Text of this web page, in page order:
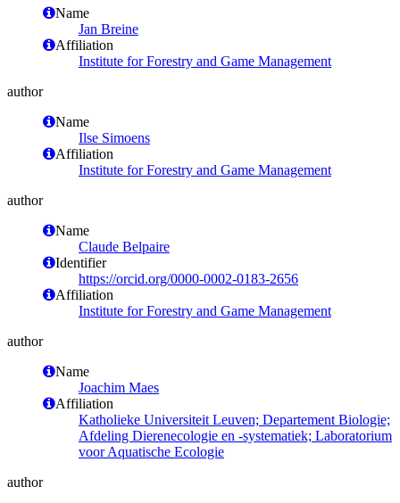
Name
Jan Breine
Affiliation
Institute for Forestry and Game Management
author
Name
Ilse Simoens
Affiliation
Institute for Forestry and Game Management
author
Name
Claude Belpaire
Identifier
https://orcid.org/0000-0002-0183-2656
Affiliation
Institute for Forestry and Game Management
author
Name
Joachim Maes
Affiliation
Katholieke Universiteit Leuven; Departement Biologie;
Afdeling Dierenecologie en -systematiek; Laboratorium
voor Aquatische Ecologie
author